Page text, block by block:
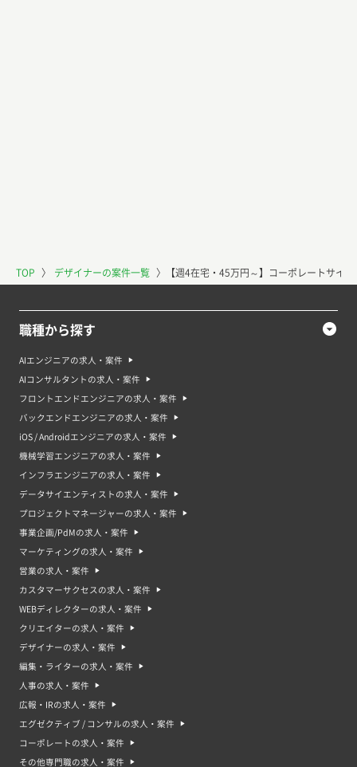
TOP 〉 デザイナーの案件一覧 〉 【週4在宅・45万円～】コーポレートサイ
職種から探す
AIエンジニアの求人・案件
AIコンサルタントの求人・案件
フロントエンドエンジニアの求人・案件
バックエンドエンジニアの求人・案件
iOS / Androidエンジニアの求人・案件
機械学習エンジニアの求人・案件
インフラエンジニアの求人・案件
データサイエンティストの求人・案件
プロジェクトマネージャーの求人・案件
事業企画/PdMの求人・案件
マーケティングの求人・案件
営業の求人・案件
カスタマーサクセスの求人・案件
WEBディレクターの求人・案件
クリエイターの求人・案件
デザイナーの求人・案件
編集・ライターの求人・案件
人事の求人・案件
広報・IRの求人・案件
エグゼクティブ / コンサルの求人・案件
コーポレートの求人・案件
その他専門職の求人・案件